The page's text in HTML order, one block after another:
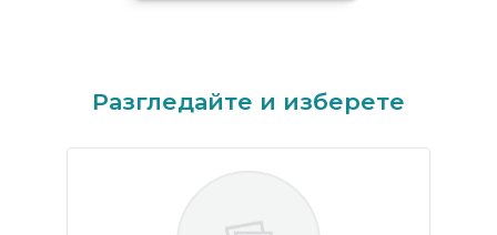
Разгледайте и изберете